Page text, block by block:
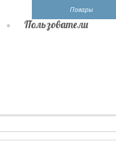
Повары
Пользователи
— Салаты